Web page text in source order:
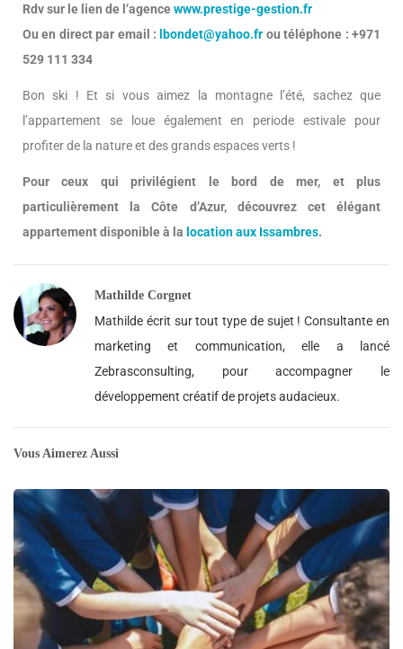
Rdv sur le lien de l’agencewww.prestige-gestion.fr
Ou en direct par email :
lbondet@yahoo.fr ou téléphone : +971
529 111 334
Bon ski ! Et si vous aimez la montagne l’été, sachez que
l’appartement se loue également en periode estivale pour
profiter de la nature et des grands espaces verts !
Pour ceux qui privilégient le bord de mer, et plus
particulièrement la Côte d’Azur, découvrez cet élégant
appartement disponible à la location aux Issambres.
Mathilde Corgnet
Mathilde écrit sur tout type de sujet ! Consultante en
marketing et communication, elle a lancé
Zebrasconsulting, pour accompagner le
développement créatif de projets audacieux.
Vous Aimerez Aussi